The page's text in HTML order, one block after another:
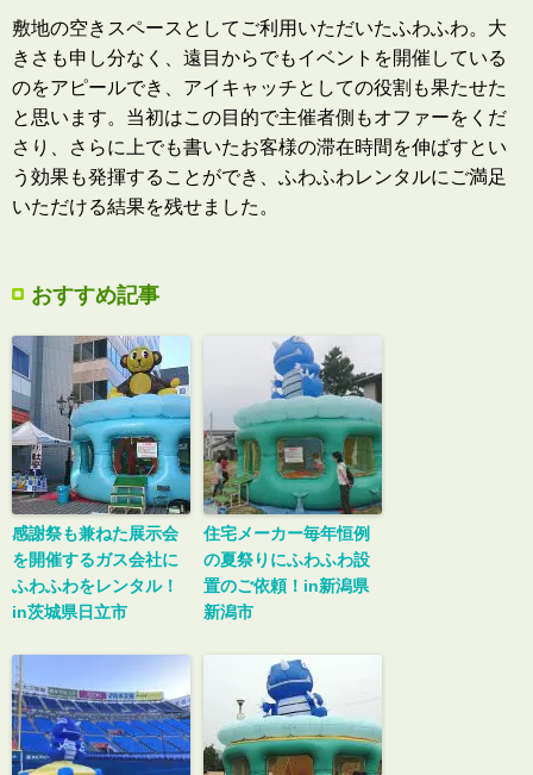
敷地の空きスペースとしてご利用いただいたふわふわ。大
きさも申し分なく、遠目からでもイベントを開催している
のをアピールでき、アイキャッチとしての役割も果たせた
と思います。当初はこの目的で主催者側もオファーをくだ
さり、さらに上でも書いたお客様の滞在時間を伸ばすとい
う効果も発揮することができ、ふわふわレンタルにご満足
いただける結果を残せました。
おすすめ記事
感謝祭も兼ねた展示会
を開催するガス会社に
ふわふわをレンタル！
in茨城県日立市
住宅メーカー毎年恒例
の夏祭りにふわふわ設
置のご依頼！in新潟県
新潟市